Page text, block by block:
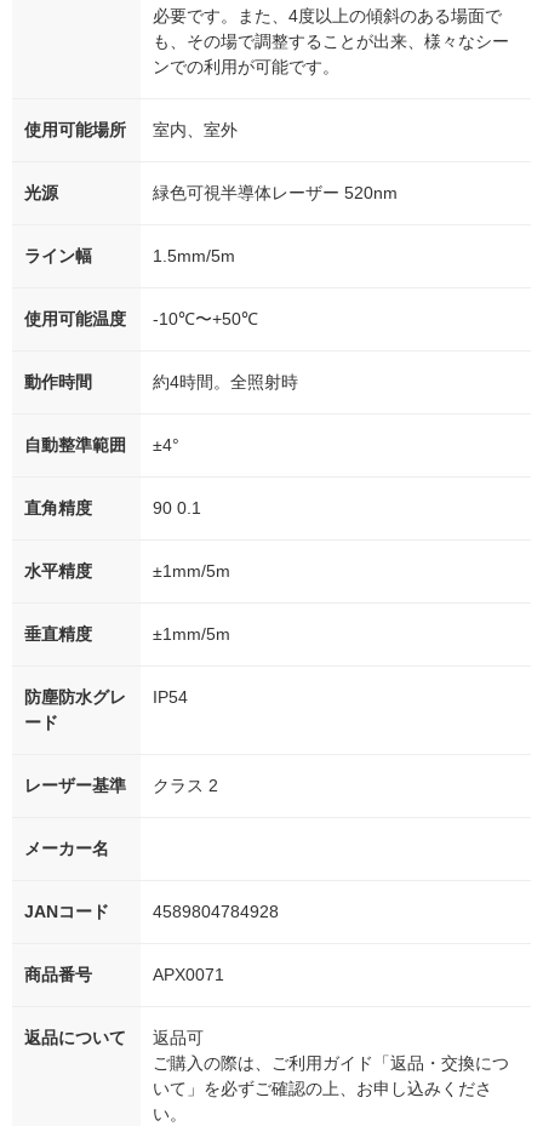
必要です。また、4度以上の傾斜のある場面で
も、その場で調整することが出来、様々なシー
ンでの利用が可能です。
使用可能場所 室内、室外
光源 緑色可視半導体レーザー 520nm
ライン幅 1.5mm/5m
使用可能温度 -10℃〜+50℃
動作時間 約4時間。全照射時
自動整準範囲 ±4°
直角精度 90 0.1
水平精度 ±1mm/5m
垂直精度 ±1mm/5m
防塵防水グレ
ード
IP54
レーザー基準 クラス 2
メーカー名
JANコード 4589804784928
商品番号 APX0071
返品について
返品可
ご購入の際は、ご利用ガイド「返品・交換につ
いて」を必ずご確認の上、お申し込みくださ
い。